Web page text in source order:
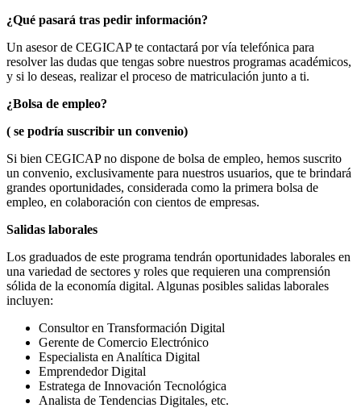
¿Qué pasará tras pedir información?
Un asesor de CEGICAP te contactará por vía telefónica para
resolver las dudas que tengas sobre nuestros programas académicos,
y si lo deseas, realizar el proceso de matriculación junto a ti.
¿Bolsa de empleo?
( se podría suscribir un convenio)
Si bien CEGICAP no dispone de bolsa de empleo, hemos suscrito
un convenio, exclusivamente para nuestros usuarios, que te brindará
grandes oportunidades, considerada como la primera bolsa de
empleo, en colaboración con cientos de empresas.
Salidas laborales
Los graduados de este programa tendrán oportunidades laborales en
una variedad de sectores y roles que requieren una comprensión
sólida de la economía digital. Algunas posibles salidas laborales
incluyen:
Consultor en Transformación Digital
Gerente de Comercio Electrónico
Especialista en Analítica Digital
Emprendedor Digital
Estratega de Innovación Tecnológica
Analista de Tendencias Digitales, etc.